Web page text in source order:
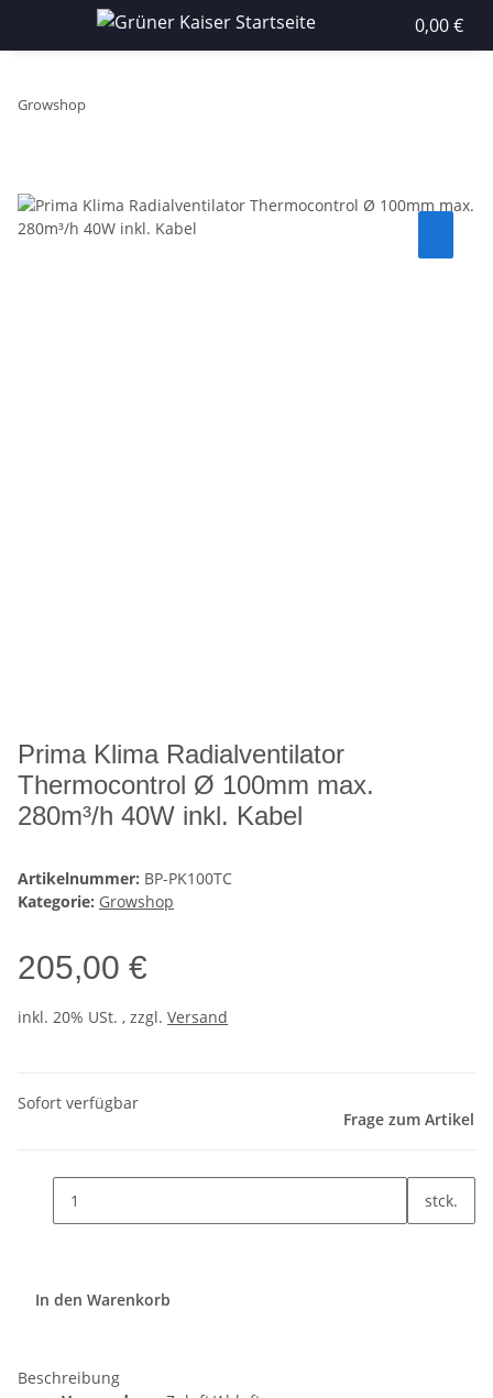
0,00 €
Growshop
Prima Klima Radialventilator
Thermocontrol Ø 100mm max.
280m³/h 40W inkl. Kabel
Artikelnummer: BP-PK100TC
Kategorie: Growshop
205,00 €
inkl. 20% USt. , zzgl. Versand
Sofort verfügbar
Frage zum Artikel
stck.
In den Warenkorb
Beschreibung